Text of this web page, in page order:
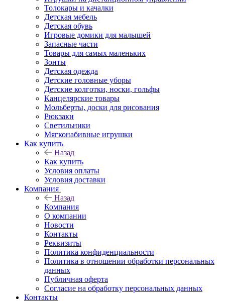
Толокары и качалки
Детская мебель
Детская обувь
Игровые домики для малышей
Запасные части
Товары для самых маленьких
Зонты
Детская одежда
Детские головные уборы
Детские колготки, носки, гольфы
Канцелярские товары
Мольберты, доски для рисования
Рюкзаки
Светильники
Мягконабивные игрушки
Как купить
Назад
Как купить
Условия оплаты
Условия доставки
Компания
Назад
Компания
О компании
Новости
Контакты
Реквизиты
Политика конфиденциальности
Политика в отношении обработки персональных
данных
Публичная оферта
Согласие на обработку персональных данных
Контакты